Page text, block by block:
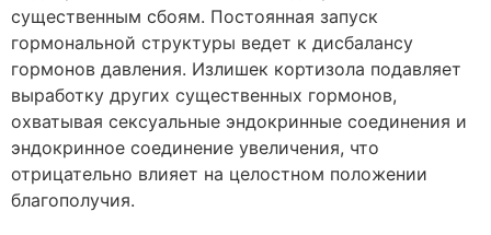
существенным сбоям. Постоянная запуск
гормональной структуры ведет к дисбалансу
гормонов давления. Излишек кортизола подавляет
выработку других существенных гормонов,
охватывая сексуальные эндокринные соединения и
эндокринное соединение увеличения, что
отрицательно влияет на целостном положении
благополучия.